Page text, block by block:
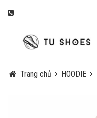
Trang chủ HOODIE